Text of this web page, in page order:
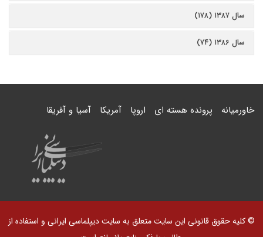
سال ۱۳۸۷ (۱۷۸)
سال ۱۳۸۶ (۷۴)
خاورمیانه پرونده هسته ای اروپا آمریکا آسیا و آفریقا
© کلیه حقوق قانونی این سایت متعلق به سایت دیپلماسی ایرانی و استفاده از